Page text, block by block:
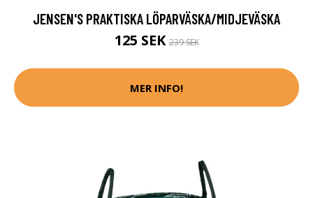
JENSEN'S PRAKTISKA LÖPARVÄSKA/MIDJEVÄSKA
125 SEK239 SEK
MER INFO!